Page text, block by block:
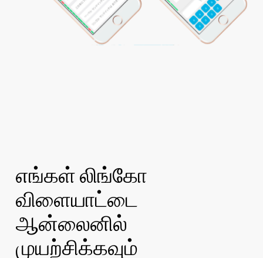
எங்கள் லிங்கோ
விளையாட்டை
ஆன்லைனில்
முயற்சிக்கவும்